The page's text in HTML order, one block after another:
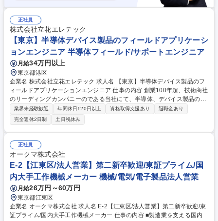
正社員
株式会社立花エレテック
【東京】半導体デバイス製品のフィールドアプリケーシ
ョンエンジニア 半導体フィールド/サポートエンジニア
月給34万円以上
東京都港区
企業名 株式会社立花エレテック 求人名 【東京】半導体デバイス製品のフ
ィールドアプリケーションエンジニア 仕事の内容 創業100年超、技術商社
のリーディングカンパニーのである当社にて、半導体、デバイス製品のFA
E（フィールドアプリケーションエンジニア）を担当いただきます。取扱
い製品は、FPGA、ASICとなります。 【詳細】■メーカー製品と当社技術
を活用して半導体、デバイス製品の提案■製品の立ち上げ、開発の技術サ
ポート■不具合発生時、解決に向けてメーカーと連携して顧客対応、改善
提案 等 家電/事務機/情報通信/自動車/住設等の関連部門に対し、顧客のニ
ーズに合わせた高集積度の半導体やデバイス製品を提案や、マイコンのソ
フトウエア開発及びFPGAのサンプルデザイン作成など、技術サポートを
おまかせします。 募集職種 【東京】半導体デバイス製品のフィールドア
プリケーションエンジニア
業界未経験歓迎 年間休日120日以上 資格取得支援あり
退職金あり
完全週休2日制
土日祝休み
正社員
オークマ株式会社
E-2【江東区/法人営業】第二新卒歓迎/東証プライム/国
内大手工作機械メーカー 機械/電気/電子製品法人営業
月給26万円～60万円
東京都江東区
企業名 オークマ株式会社 求人名 E-2【江東区/法人営業】第二新卒歓迎/東
証プライム/国内大手工作機械メーカー 仕事の内容 ■製造業を支える国内